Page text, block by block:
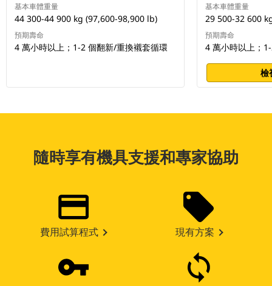
基本車體重量
44 300-44 900 kg (97,600-98,900 lb)
預期壽命
4 萬小時以上；1-2 個翻新/重換襯套循環
基本車體重量
29 500-32 600
預期壽命
4 萬小時以上；
檢
隨時享有機具支援和專家協助
費用試算程式 現有方案